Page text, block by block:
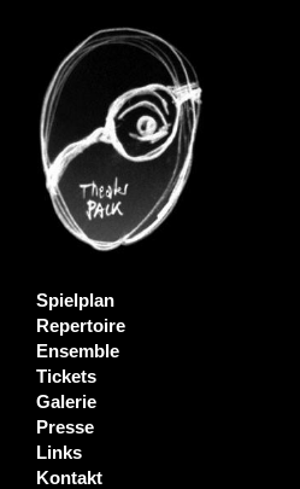
Spielplan
Repertoire
Ensemble
Tickets
Galerie
Presse
Links
Kontakt